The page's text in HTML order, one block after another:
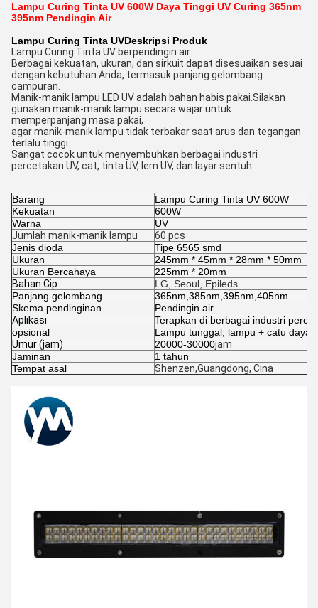
Lampu Curing Tinta UV 600W Daya Tinggi UV Curing 365nm
395nm Pendingin Air
Lampu Curing Tinta UVDeskripsi Produk
Lampu Curing Tinta UV berpendingin air.
Berbagai kekuatan, ukuran, dan sirkuit dapat disesuaikan sesuai
dengan kebutuhan Anda, termasuk panjang gelombang
campuran.
Manik-manik lampu LED UV adalah bahan habis pakai.Silakan
gunakan manik-manik lampu secara wajar untuk
memperpanjang masa pakai,
agar manik-manik lampu tidak terbakar saat arus dan tegangan
terlalu tinggi.
Sangat cocok untuk menyembuhkan berbagai industri
percetakan UV, cat, tinta UV, lem UV, dan layar sentuh.
Barang
Lampu Curing Tinta UV 600W
Kekuatan
600W
Warna
UV
Jumlah manik-manik lampu
60 pcs
Jenis dioda
Tipe 6565 smd
Ukuran
245mm * 45mm * 28mm * 50mm
Ukuran Bercahaya
225mm * 20mm
Bahan Cip
LG, Seoul, Epileds
Panjang gelombang
365nm,385nm,395nm,405nm
Skema pendinginan
Pendingin air
Aplikasi
Terapkan di berbagai industri
opsional
Lampu tunggal, lampu + catu
Umur (jam)
20000-30000jam
Jaminan
1 tahun
Tempat asal
Shenzen,Guangdong, Cina